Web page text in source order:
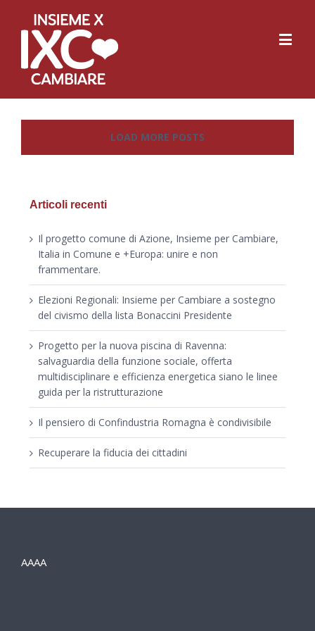
LOAD MORE POSTS
Articoli recenti
Il progetto comune di Azione, Insieme per Cambiare,
Italia in Comune e +Europa: unire e non
frammentare.
Elezioni Regionali: Insieme per Cambiare a sostegno
del civismo della lista Bonaccini Presidente
Progetto per la nuova piscina di Ravenna:
salvaguardia della funzione sociale, offerta
multidisciplinare e efficienza energetica siano le linee
guida per la ristrutturazione
Il pensiero di Confindustria Romagna è condivisibile
Recuperare la fiducia dei cittadini
AAAA